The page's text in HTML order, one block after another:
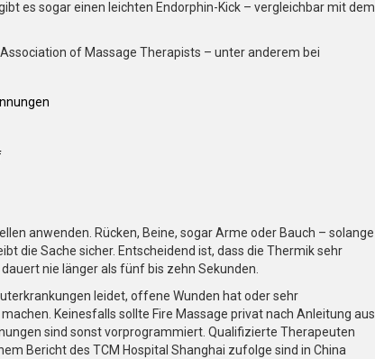
es sogar einen leichten Endorphin-Kick – vergleichbar mit dem
of Massage Therapists – unter anderem bei
anwenden. Rücken, Beine, sogar Arme oder Bauch – solange
die Sache sicher. Entscheidend ist, dass die Thermik sehr
nie länger als fünf bis zehn Sekunden.
leidet, offene Wunden hat oder sehr
Keinesfalls sollte Fire Massage privat nach Anleitung aus
sind sonst vorprogrammiert. Qualifizierte Therapeuten
Bericht des TCM Hospital Shanghai zufolge sind in China